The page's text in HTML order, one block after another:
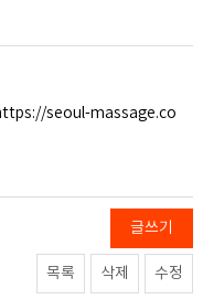
seoul-massage.co
글쓰기
수정
삭제
목록